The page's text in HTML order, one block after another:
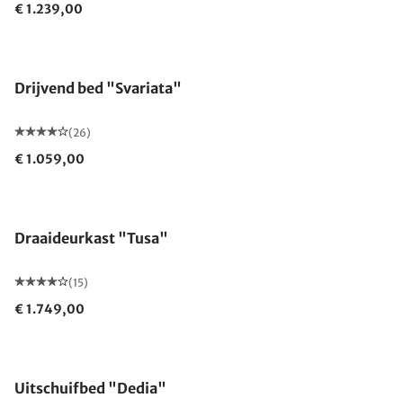
€ 1.239,00
Drijvend bed "Svariata"
(26)
€ 1.059,00
Draaideurkast "Tusa"
(15)
€ 1.749,00
Uitschuifbed "Dedia"